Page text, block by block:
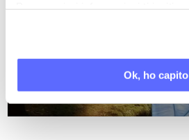
Ok, ho capito
Ultimi articoli su:
DOLORE VULVARE